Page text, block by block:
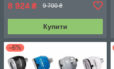
8 924 ₴ 9 700 ₴
Купити
–6%